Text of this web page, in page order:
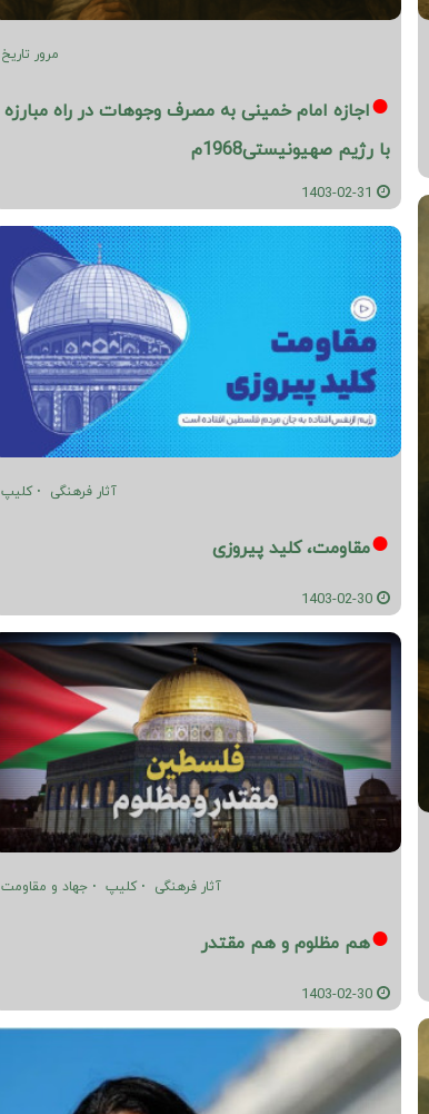
مرور تاریخ
اجازه امام خمینی به مصرف وجوهات در راه مبارزه
با رژیم صهیونیستی1968م
آثار فرهنگی کلیپ
مقاومت، کلید پیروزی
آثار فرهنگی کلیپ جهاد و مقاومت
هم مظلوم و هم مقتدر